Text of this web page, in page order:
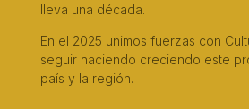
lleva una década.
En el 2025 unimos fuerzas con
seguir haciendo creciendo este
país y la región.